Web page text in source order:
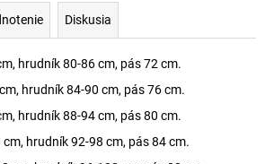
Diskusia
hrudník 80-86 cm, pás 72 cm.
hrudník 84-90 cm, pás 76 cm.
hrudník 88-94 cm, pás 80 cm.
hrudník 92-98 cm, pás 84 cm.